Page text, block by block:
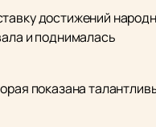
достижений
и поднималась
показана